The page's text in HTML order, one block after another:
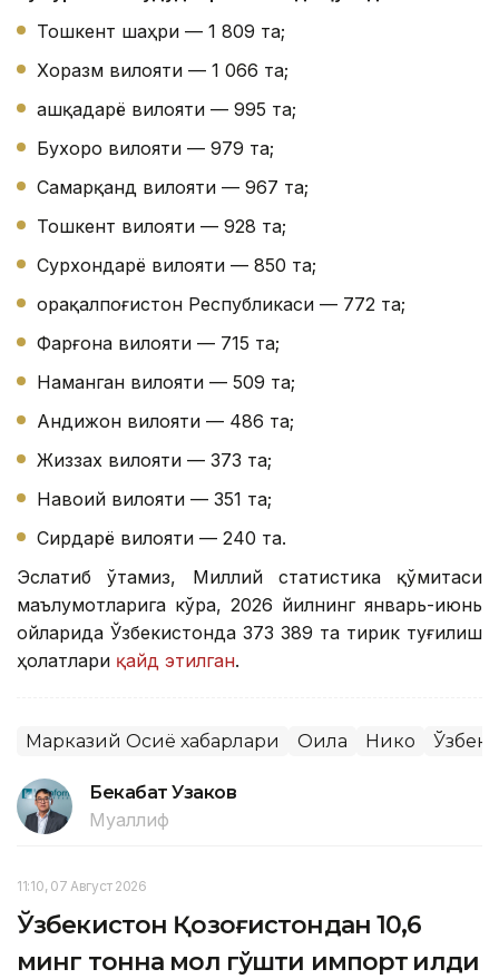
Тошкент шаҳри — 1 809 та;
Хоразм вилояти — 1 066 та;
Қашқадарё вилояти — 995 та;
Бухоро вилояти — 979 та;
Самарқанд вилояти — 967 та;
Тошкент вилояти — 928 та;
Сурхондарё вилояти — 850 та;
Қорақалпоғистон Республикаси — 772 та;
Фарғона вилояти — 715 та;
Наманган вилояти — 509 та;
Андижон вилояти — 486 та;
Жиззах вилояти — 373 та;
Навоий вилояти — 351 та;
Сирдарё вилояти — 240 та.
Эслатиб ўтамиз, Миллий статистика қўмитаси
маълумотларига кўра, 2026 йилнинг январь-июнь
ойларида Ўзбекистонда 373 389 та тирик туғилиш
ҳолатлари қайд этилган.
Марказий Осиё хабарлари Оила Никоҳ
Бекабат Узаков
Муаллиф
11:10, 07 Август 2026
Ўзбекистон Қозоғистондан 10,6
минг тонна мол гўшти импорт қилди